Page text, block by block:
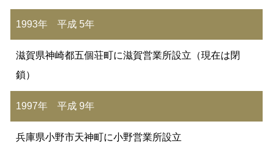
1993年 平成 5年
滋賀県神崎都五個荘町に滋賀営業所設立（現在は閉
鎖）
1997年 平成 9年
兵庫県小野市天神町に小野営業所設立